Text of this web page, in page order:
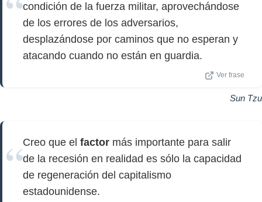
condición de la fuerza militar, aprovechándose
de los errores de los adversarios,
desplazándose por caminos que no esperan y
atacando cuando no están en guardia.
Ver frase
Sun Tzu
Creo que el factor más importante para salir
de la recesión en realidad es sólo la capacidad
de regeneración del capitalismo
estadounidense.